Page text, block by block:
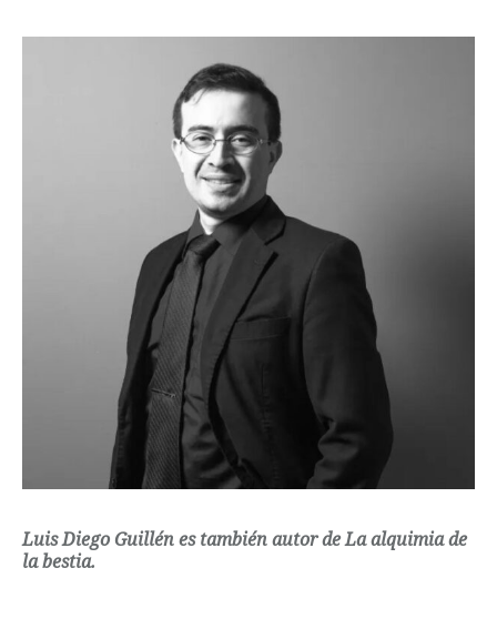
Luis Diego Guillén es también autor de La alquimia de
la bestia.